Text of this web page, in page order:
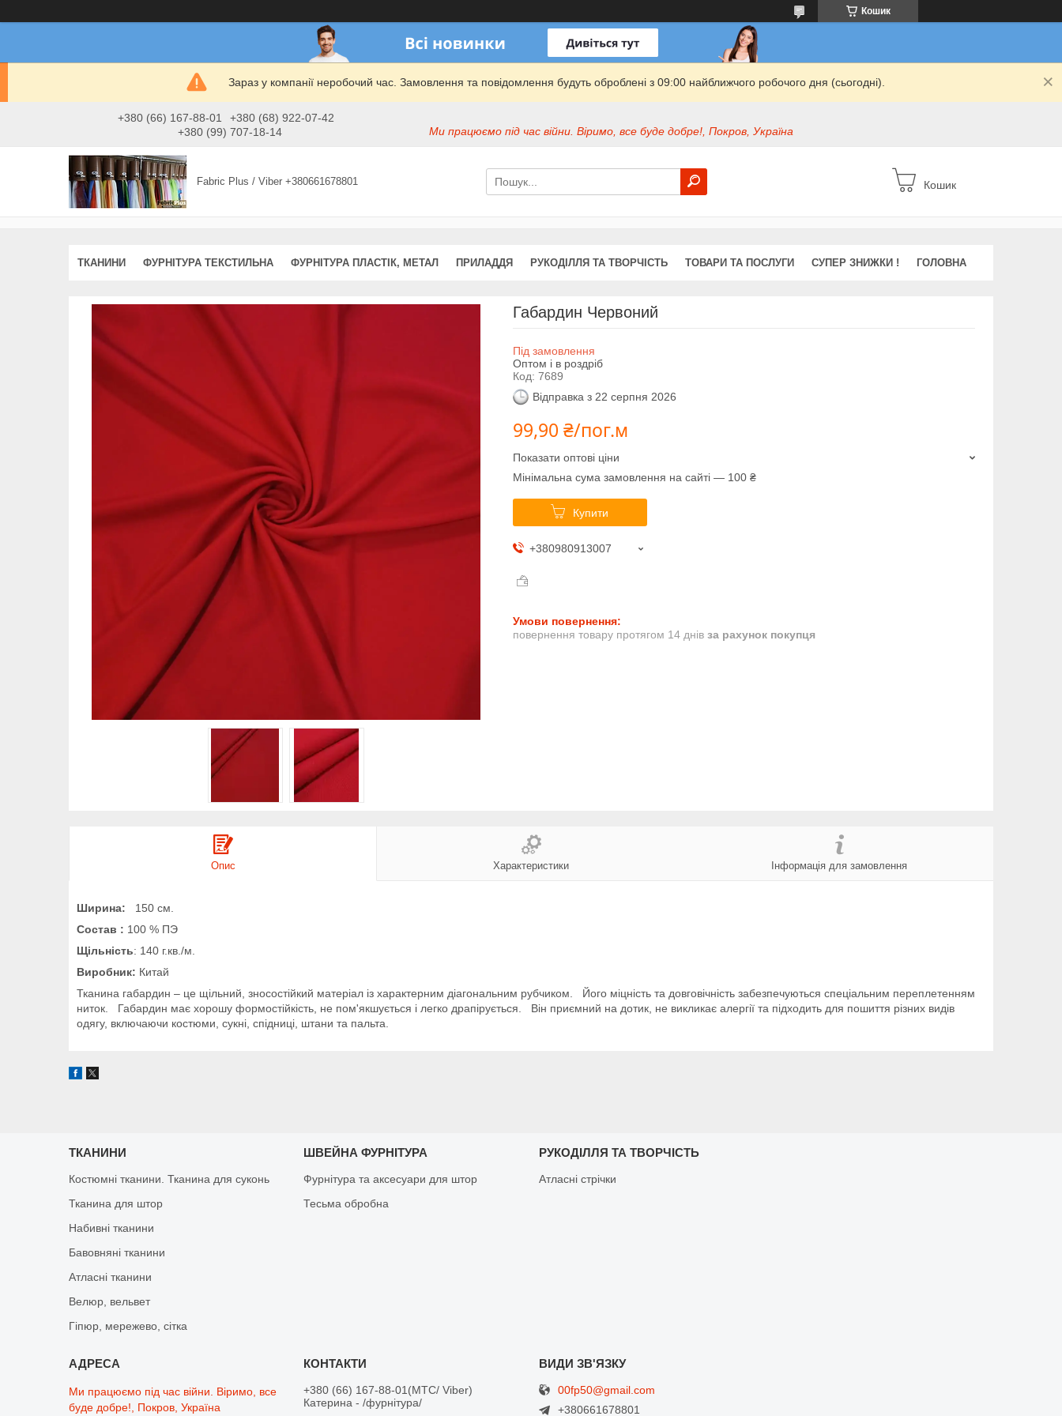
Кошик
Зараз у компанії неробочий час. Замовлення та повідомлення будуть оброблені з 09:00 найближчого робочого дня (сьогодні).
+380 (66) 167-88-01
+380 (68) 922-07-42
+380 (99) 707-18-14
Ми працюємо під час війни. Віримо, все буде добре!, Покров, Україна
Fabric Plus / Viber +380661678801 Кошик
ТКАНИНИ ФУРНІТУРА ТЕКСТИЛЬНА ФУРНІТУРА ПЛАСТІК, МЕТАЛ ПРИЛАДДЯ РУКОДІЛЛЯ ТА ТВОРЧІСТЬ ТОВАРИ ТА ПОСЛУГИ СУПЕР ЗНИЖКИ ! ГОЛОВНА
Габардин Червоний
Під замовлення
Оптом і в роздріб
Код: 7689
Відправка з 22 серпня 2026
99,90 ₴/пог.м
Показати оптові ціни
Мінімальна сума замовлення на сайті — 100 ₴
Купити
+380980913007
повернення товару протягом 14 днів за рахунок покупця
Опис Характеристики Інформація для замовлення
Ширина: 150 см.
Состав : 100 % ПЭ
Щільність: 140 г.кв./м.
Виробник: Китай
Тканина габардин – це щільний, зносостійкий матеріал із характерним діагональним рубчиком. Його міцність та довговічність забезпечуються спеціальним переплетенням
ниток. Габардин має хорошу формостійкість, не пом'якшується і легко драпірується. Він приємний на дотик, не викликає алергії та підходить для пошиття різних видів
одягу, включаючи костюми, сукні, спідниці, штани та пальта.
ТКАНИНИ
Костюмні тканини. Тканина для суконь
Тканина для штор
Набивні тканини
Бавовняні тканини
Атласні тканини
Велюр, вельвет
Гіпюр, мережево, сітка
ШВЕЙНА ФУРНІТУРА
Фурнітура та аксесуари для штор
Тесьма обробна
РУКОДІЛЛЯ ТА ТВОРЧІСТЬ
Атласні стрічки
Ми працюємо під час війни. Віримо, все
буде добре!, Покров, Україна
+380 (66) 167-88-01 МТС/ Viber
Катерина - /фурнітура/
00fp50@gmail.com
+380661678801